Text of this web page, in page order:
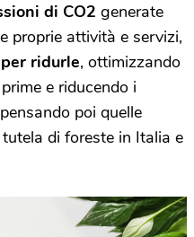
di CO2 generate
proprie attività e servizi,
ridurle, ottimizzando
e riducendo i
poi quelle
di foreste in Italia e